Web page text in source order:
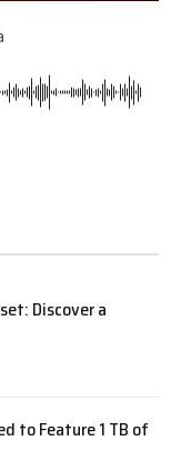
Discover a
to Feature 1 TB of